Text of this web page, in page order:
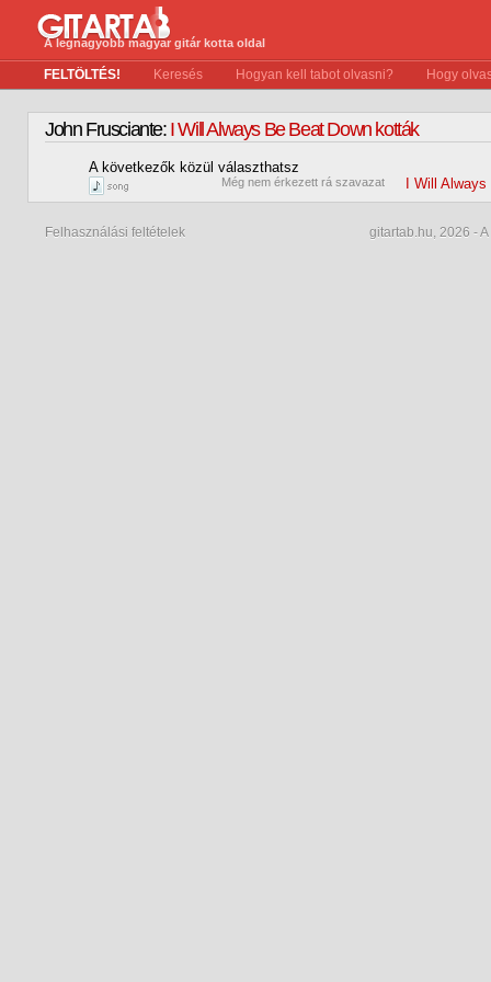
A legnagyobb magyar gitár kotta oldal
FELTÖLTÉS! Keresés Hogyan kell tabot olvasni? Hogy
John Frusciante:I Will Always Be Beat Down kották
A következők közül választhatsz
Még nem érkezett rá szavazat I Will
Felhasználási feltételek gitartab.hu, 2026 -